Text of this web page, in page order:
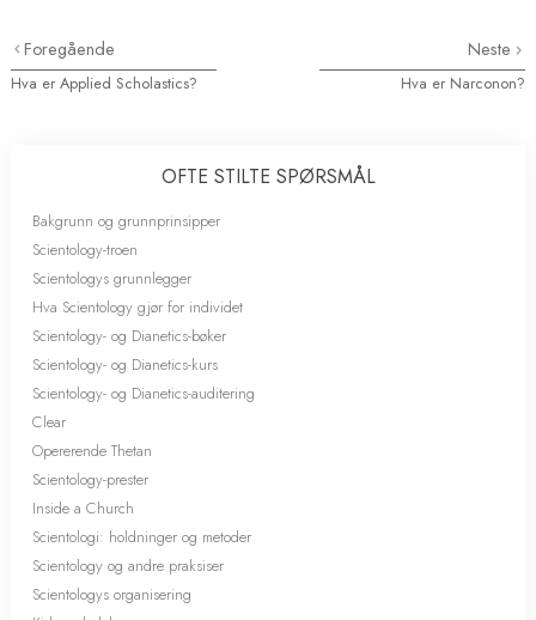
Foregående
Hva er Applied Scholastics?
Neste
Hva er Narconon?
OFTE STILTE SPØRSMÅL
Bakgrunn og grunnprinsipper
Scientology-troen
Scientologys grunnlegger
Hva Scientology gjør for individet
Scientology- og Dianetics-bøker
Scientology- og Dianetics-kurs
Scientology- og Dianetics-auditering
Clear
Opererende Thetan
Scientology-prester
Inside a Church
Scientologi: holdninger og metoder
Scientology og andre praksiser
Scientologys organisering